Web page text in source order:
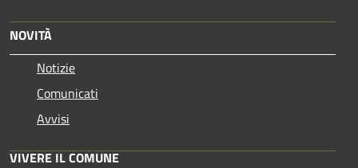
NOVITÀ
Notizie
Comunicati
Avvisi
VIVERE IL COMUNE